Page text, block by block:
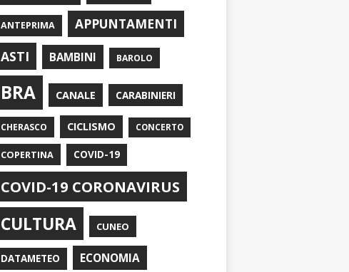
ANTEPRIMA
APPUNTAMENTI
ASTI
BAMBINI BAROLO
BRA CANALE CARABINIERI
CHERASCO CICLISMO CONCERTO
COPERTINA COVID-19
COVID-19 CORONAVIRUS
CULTURA CUNEO
DATAMETEO ECONOMIA